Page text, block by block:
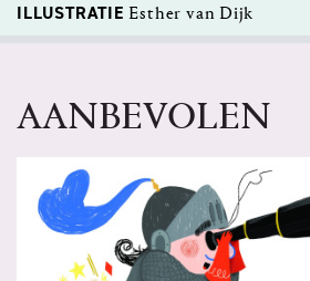
ILLUSTRATIE Esther van Dijk
AANBEVOLEN